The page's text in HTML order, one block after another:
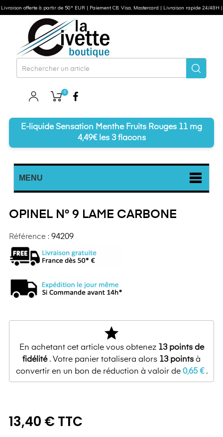
0
E-liquide Sensation Menthe Fruits Rouges 11 mg
4,49€ les 3 flacons
MENU
OPINEL N° 9 LAME CARBONE
Référence : 94209
star
En achetant cet article vous obtenez 13points de
fidélité. Votre panier totalisera alors 13 points à
convertir en un bon de réduction à valoir de 0,65 €.
13,40 € TTC
Livraison offerte à partir de 50* EUR | Paiement CB, Visa, Mastercard | Livraison rapide 24/48H |